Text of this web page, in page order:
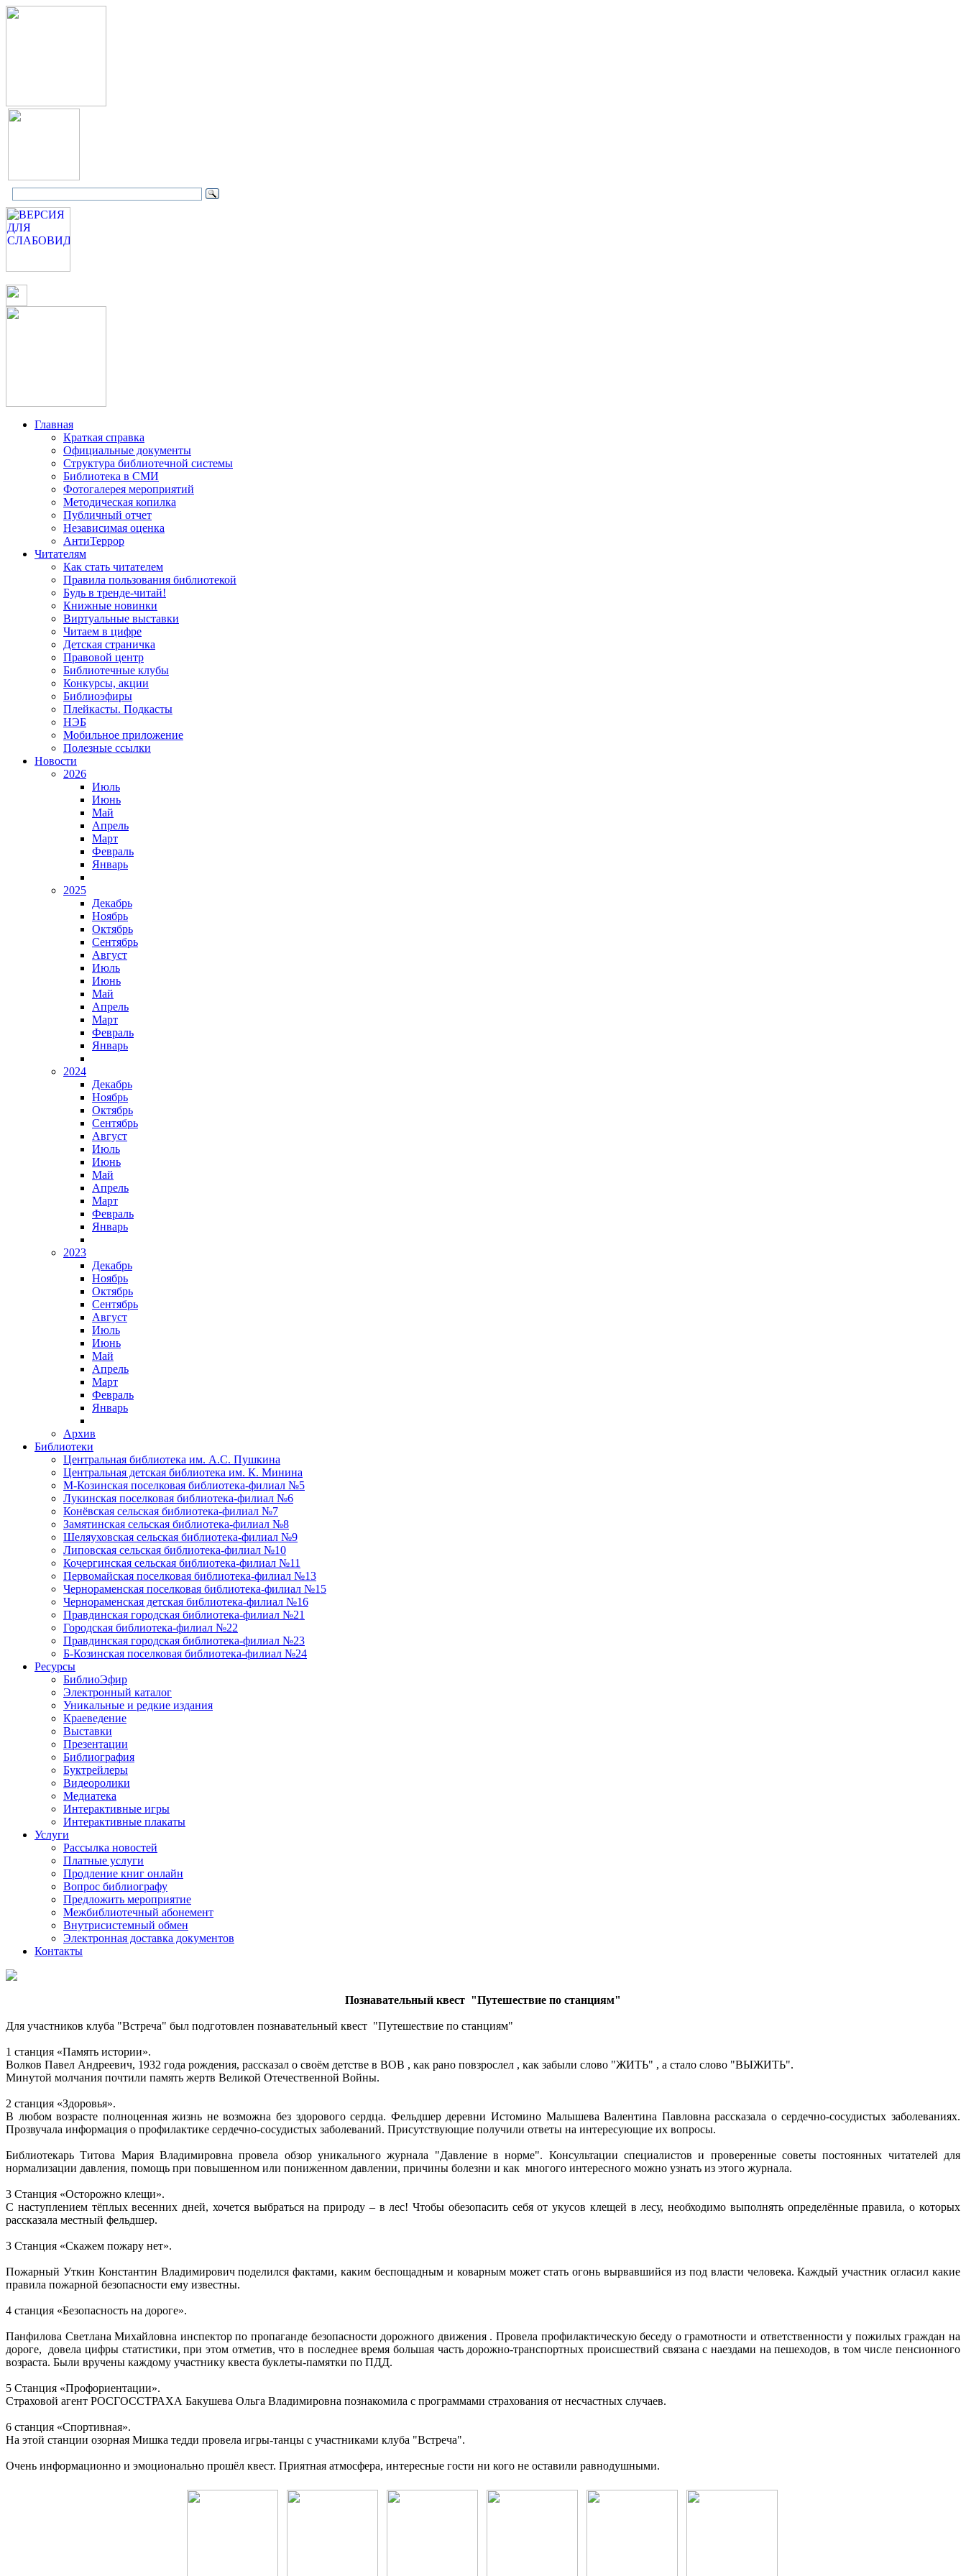
Главная
Краткая справка
Официальные документы
Структура библиотечной системы
Библиотека в СМИ
Фотогалерея мероприятий
Методическая копилка
Публичный отчет
Независимая оценка
АнтиТеррор
Читателям
Как стать читателем
Правила пользования библиотекой
Будь в тренде-читай!
Книжные новинки
Виртуальные выставки
Читаем в цифре
Детская страничка
Правовой центр
Библиотечные клубы
Конкурсы, акции
Библиоэфиры
Плейкасты. Подкасты
НЭБ
Мобильное приложение
Полезные ссылки
Новости
2026
Июль
Июнь
Май
Апрель
Март
Февраль
Январь
2025
Декабрь
Ноябрь
Октябрь
Сентябрь
Август
Июль
Июнь
Май
Апрель
Март
Февраль
Январь
2024
Декабрь
Ноябрь
Октябрь
Сентябрь
Август
Июль
Июнь
Май
Апрель
Март
Февраль
Январь
2023
Декабрь
Ноябрь
Октябрь
Сентябрь
Август
Июль
Июнь
Май
Апрель
Март
Февраль
Январь
Архив
Библиотеки
Центральная библиотека им. А.С. Пушкина
Центральная детская библиотека им. К. Минина
М-Козинская поселковая библиотека-филиал №5
Лукинская поселковая библиотека-филиал №6
Конёвская сельская библиотека-филиал №7
Замятинская сельская библиотека-филиал №8
Шеляуховская сельская библиотека-филиал №9
Липовская сельская библиотека-филиал №10
Кочергинская сельская библиотека-филиал №11
Первомайская поселковая библиотека-филиал №13
Чернораменская поселковая библиотека-филиал №15
Чернораменская детская библиотека-филиал №16
Правдинская городская библиотека-филиал №21
Городская библиотека-филиал №22
Правдинская городская библиотека-филиал №23
Б-Козинская поселковая библиотека-филиал №24
Ресурсы
БиблиоЭфир
Электронный каталог
Уникальные и редкие издания
Краеведение
Выставки
Презентации
Библиография
Буктрейлеры
Видеоролики
Медиатека
Интерактивные игры
Интерактивные плакаты
Услуги
Рассылка новостей
Платные услуги
Продление книг онлайн
Вопрос библиографу
Предложить мероприятие
Межбиблиотечный абонемент
Внутрисистемный обмен
Электронная доставка документов
Контакты
Познавательный квест "Путешествие по станциям"
Для участников клуба "Встреча" был подготовлен познавательный квест "Путешествие по станциям"
1 станция «Память истории».
Волков Павел Андреевич, 1932 года рождения, рассказал о своём детстве в ВОВ , как рано повзрослел , как забыли слово "ЖИТЬ" , а стало слово "ВЫЖИТЬ".
Минутой молчания почтили память жертв Великой Отечественной Войны.
2 станция «Здоровья».
В любом возрасте полноценная жизнь не возможна без здорового сердца. Фельдшер деревни Истомино Малышева Валентина Павловна рассказала о сердечно-сосудистых заболеваниях.
Прозвучала информация о профилактике сердечно-сосудистых заболеваний. Присутствующие получили ответы на интересующие их вопросы.
Библиотекарь Титова Мария Владимировна провела обзор уникального журнала "Давление в норме". Консультации специалистов и проверенные советы постоянных читателей для
нормализации давления, помощь при повышенном или пониженном давлении, причины болезни и как многого интересного можно узнать из этого журнала.
3 Станция «Осторожно клещи».
С наступлением тёплых весенних дней, хочется выбраться на природу – в лес! Чтобы обезопасить себя от укусов клещей в лесу, необходимо выполнять определённые правила, о которых
рассказала местный фельдшер.
3 Станция «Скажем пожару нет».
Пожарный Уткин Константин Владимирович поделился фактами, каким беспощадным и коварным может стать огонь вырвавшийся из под власти человека. Каждый участник огласил какие
правила пожарной безопасности ему известны.
4 станция «Безопасность на дороге».
Панфилова Светлана Михайловна инспектор по пропаганде безопасности дорожного движения . Провела профилактическую беседу о грамотности и ответственности у пожилых граждан на
дороге, довела цифры статистики, при этом отметив, что в последнее время большая часть дорожно-транспортных происшествий связана с наездами на пешеходов, в том числе пенсионного
возраста. Были вручены каждому участнику квеста буклеты-памятки по ПДД.
5 Станция «Профориентации».
Страховой агент РОСГОССТРАХА Бакушева Ольга Владимировна познакомила с программами страхования от несчастных случаев.
6 станция «Спортивная».
На этой станции озорная Мишка тедди провела игры-танцы с участниками клуба "Встреча".
Очень информационно и эмоционально прошёл квест. Приятная атмосфера, интересные гости ни кого не оставили равнодушными.